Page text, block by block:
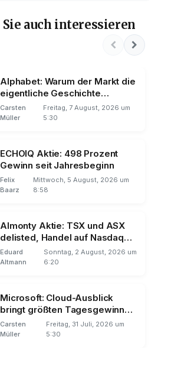
auch interessieren
Alphabet: Warum der Markt die
eigentliche Geschichte
übersieht
Carsten
Müller
Freitag, 7 August, 2026 um
5:30
ECHOIQ Aktie: 498 Prozent
Gewinn seit Jahresbeginn
Felix
Baarz
Mittwoch, 5 August, 2026 um
8:58
Almonty Aktie: TSX und ASX
delisted, Handel auf Nasdaq
und Frankfurt
Eduard
Altmann
Sonntag, 2 August, 2026 um
6:20
Microsoft: Cloud-Ausblick
bringt größten Tagesgewinn
der Börsengeschichte
Carsten
Müller
Freitag, 31 Juli, 2026 um
5:30